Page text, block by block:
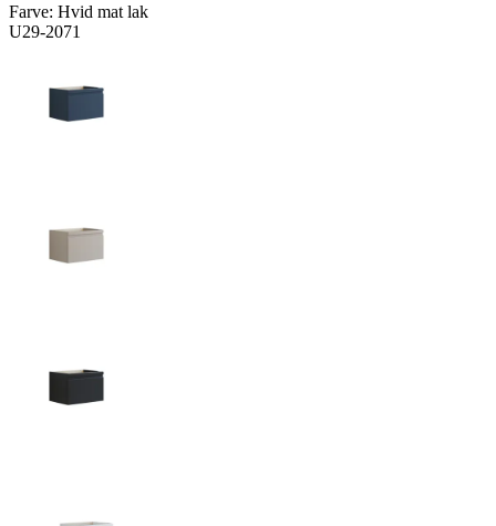
Farve: Hvid mat lak
U29-2071